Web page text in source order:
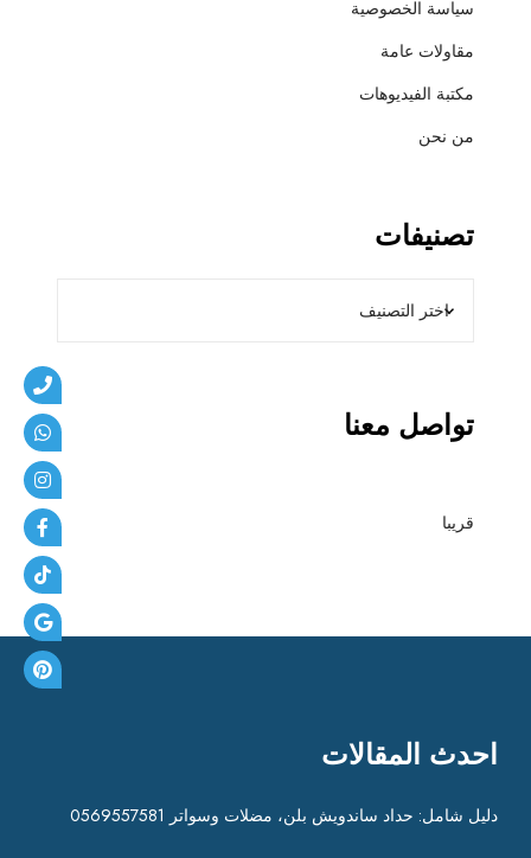
سياسة الخصوصية
مقاولات عامة
مكتبة الفيديوهات
من نحن
تصنيفات
تواصل معنا
قريبا
احدث المقالات
دليل شامل: حداد ساندويش بلن، مضلات وسواتر 0569557581